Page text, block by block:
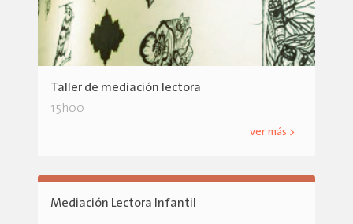
Taller de mediación lectora
15h00
ver más >
Mediación Lectora Infantil